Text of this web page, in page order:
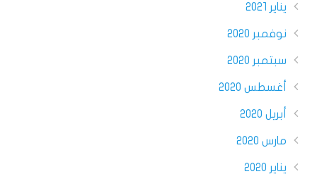
يناير 2021
نوفمبر 2020
سبتمبر 2020
أغسطس 2020
أبريل 2020
مارس 2020
يناير 2020